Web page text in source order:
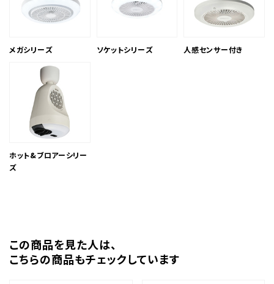
メガシリーズ ソケットシリーズ 人感センサー付き
ホット&ブロアーシリー
ズ
この商品を⾒た⼈は、
こちらの商品もチェックしています